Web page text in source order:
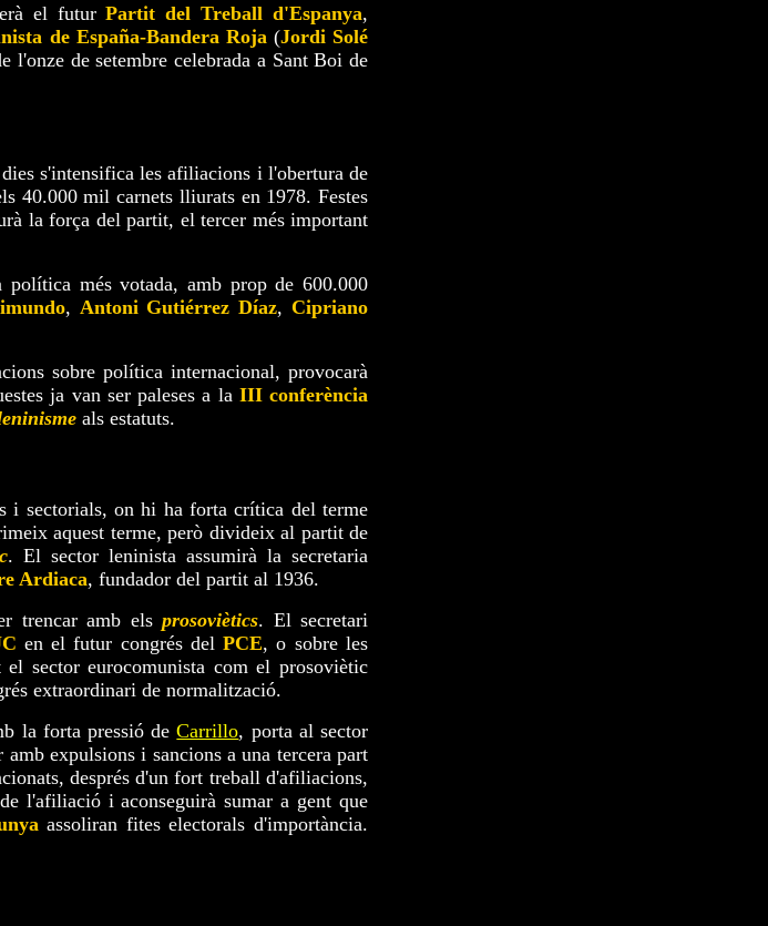
el futurPartit del Treball d'Espanya,
de España-Bandera Roja (Jordi Solé
de setembre celebrada a Sant Boi de
s'intensifica les afiliacions i l'obertura de
40.000 mil carnets lliurats en 1978. Festes
la força del partit, el tercer més important
més votada, amb prop de 600.000
, Antoni Gutiérrez Díaz,Cipriano
sobre política internacional, provocarà
ja van ser paleses a la III conferència
als estatuts.
i sectorials, on hi ha forta crítica del terme
aquest terme, però divideix al partit de
. El sector leninista assumirà la secretaria
Ardiaca, fundador del partit al 1936.
trencar amb elsprosoviètics. El secretari
en el futur congrés delPCE, o sobre les
sector eurocomunista com el prosoviètic
extraordinari de normalització.
la forta pressió deCarrillo, porta al sector
expulsions i sancions a una tercera part
després d'un fort treball d'afiliacions,
l'afiliació i aconseguirà sumar a gent que
assoliran fites electorals d'importància.